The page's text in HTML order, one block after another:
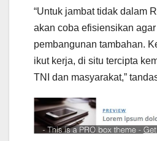
“Untuk jambat tidak dalam
akan coba efisiensikan
pembangunan tambahan.
ikut kerja, di situ tercipta
TNI dan masyarakat,”